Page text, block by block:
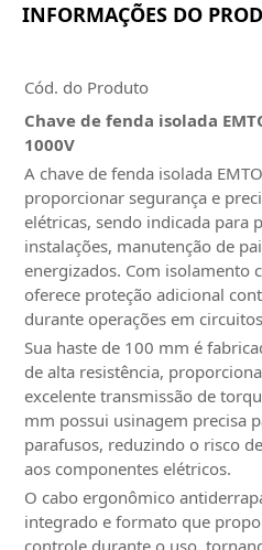
INFORMAÇÕES DO
Cód. do Produto
Chave de fenda isolada
1000V
A chave de fenda isolada
proporcionar segurança e
elétricas, sendo indicada para
instalações, manutenção de
energizados. Com isolamento
oferece proteção adicional
durante operações em
Sua haste de 100 mm é
de alta resistência,
excelente transmissão de
mm possui usinagem precisa
parafusos, reduzindo o risco
aos componentes elétricos.
O cabo ergonômico
integrado e formato que
controle durante o uso,